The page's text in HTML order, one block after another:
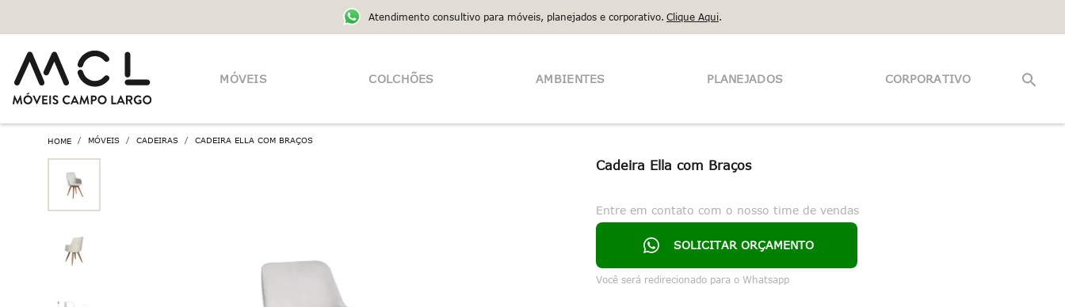
Atendimento consultivo para móveis, planejados e corporativo. Clique Aqui.
MÓVEIS COLCHÕES AMBIENTES PLANEJADOS CORPORATIVO
MÓVEIS CADEIRAS CADEIRA ELLA COM BRAÇOS
Cadeira Ella com Braços
Entre em contato com o nosso time de vendas
SOLICITAR ORÇAMENTO
Você será redirecionado para o Whatsapp